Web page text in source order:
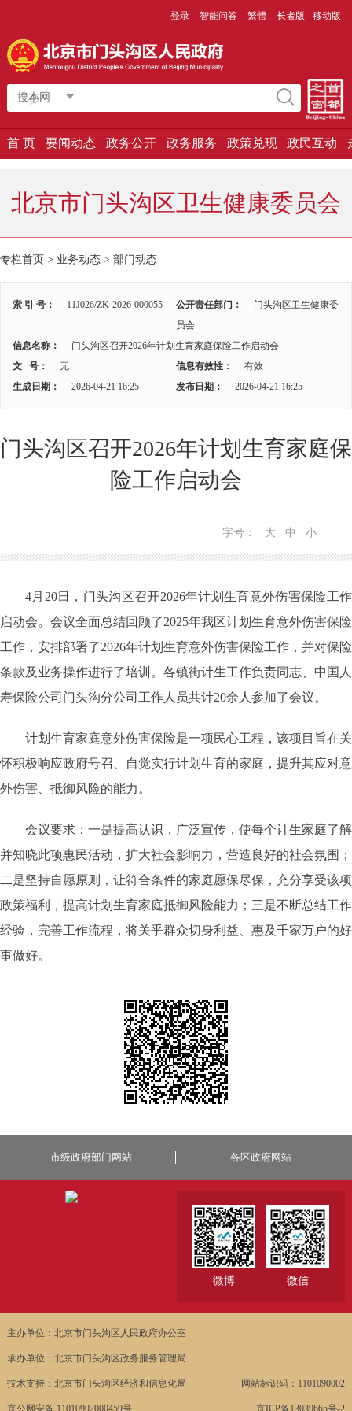
登录 智能问答 繁體 长者版 移动版
搜本网
首 页 要闻动态 政务公开 政务服务 政策兑现 政民互动
北京市门头沟区卫生健康委员会
专栏首页 > 业务动态 > 部门动态
索 引 号： 11J026/ZK-2026-000055 公开责任部门：
门头沟区卫生健康委
员会
信息名称：
门头沟区召开2026年计划生育家庭保险工作启动会
文 号：
无 信息有效性：
有效
生成日期：
2026-04-21 16:25 发布日期： 2026-04-21 16:25
门头沟区召开2026年计划生育家庭保
险工作启动会
字号： 大 中 小
4月20日，门头沟区召开2026年计划生育意外伤害保险工作
启动会。会议全面总结回顾了2025年我区计划生育意外伤害保险
工作，安排部署了2026年计划生育意外伤害保险工作，并对保险
条款及业务操作进行了培训。各镇街计生工作负责同志、中国人
寿保险公司门头沟分公司工作人员共计20余人参加了会议。
计划生育家庭意外伤害保险是一项民心工程，该项目旨在关
怀积极响应政府号召、自觉实行计划生育的家庭，提升其应对意
外伤害、抵御风险的能力。
会议要求：一是提高认识，广泛宣传，使每个计生家庭了解
并知晓此项惠民活动，扩大社会影响力，营造良好的社会氛围；
二是坚持自愿原则，让符合条件的家庭愿保尽保，充分享受该项
政策福利，提高计划生育家庭抵御风险能力；三是不断总结工作
经验，完善工作流程，将关乎群众切身利益、惠及千家万户的好
事做好。
市级政府部门网站 各区政府网站
微博 微信
主办单位：北京市门头沟区人民政府办公室
承办单位：北京市门头沟区政务服务管理局
技术支持：北京市门头沟区经济和信息化局 网站标识码：1101090002
京公网安备 11010902000459号 京ICP备13039665号-2